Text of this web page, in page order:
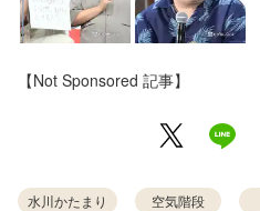
【Not Sponsored 記事】
水川かたまり 空気階段